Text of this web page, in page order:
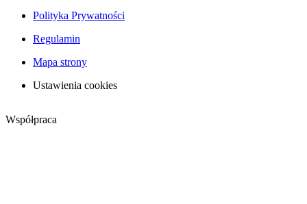
Polityka Prywatności
Regulamin
Mapa strony
Ustawienia cookies
Współpraca